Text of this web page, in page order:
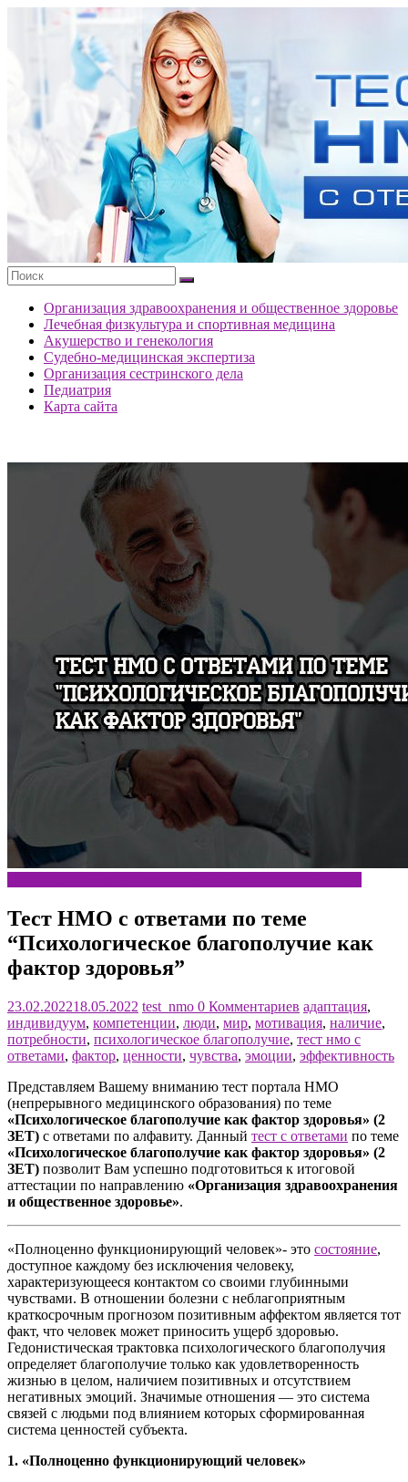
содержимому
портала
ответами
Организация здравоохранения и общественное здоровье
Лечебная физкультура и спортивная медицина
Акушерство и генекология
Судебно-медицинская экспертиза
Организация сестринского дела
Педиатрия
Карта сайта
Тест НМО с ответами по теме
“Психологическое благополучие как
фактор здоровья”
23.02.202218.05.2022 test_nmo 0 Комментариев адаптация,
индивидуум, компетенции, люди, мир, мотивация, наличие,
потребности, психологическое благополучие, тест нмо с
ответами, фактор, ценности, чувства, эмоции, эффективность
Представляем Вашему вниманию тест портала НМО
(непрерывного медицинского образования) по теме
«Психологическое благополучие как фактор здоровья» (2
ЗЕТ) с ответами по алфавиту. Данный тест с ответами по теме
«Психологическое благополучие как фактор здоровья» (2
ЗЕТ) позволит Вам успешно подготовиться к итоговой
аттестации по направлению «Организация здравоохранения
и общественное здоровье».
«Полноценно функционирующий человек»- это состояние,
доступное каждому без исключения человеку,
характеризующееся контактом со своими глубинными
чувствами. В отношении болезни с неблагоприятным
краткосрочным прогнозом позитивным аффектом является тот
факт, что человек может приносить ущерб здоровью.
Гедонистическая трактовка психологического благополучия
определяет благополучие только как удовлетворенность
жизнью в целом, наличием позитивных и отсутствием
негативных эмоций. Значимые отношения — это система
связей с людьми под влиянием которых сформированная
система ценностей субъекта.
1. «Полноценно функционирующий человек»